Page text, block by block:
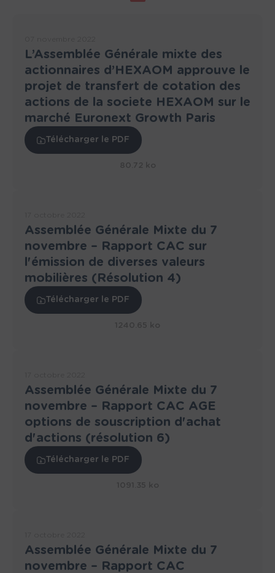
L’Assemblée Générale mixte des
actionnaires d’HEXAOM approuve le
projet de transfert de cotation des
actions de la societe HEXAOM sur le
marché Euronext Growth Paris
Télécharger le PDF
Assemblée Générale Mixte du 7
novembre – Rapport CAC sur
l'émission de diverses valeurs
mobilières (Résolution 4)
Télécharger le PDF
Assemblée Générale Mixte du 7
novembre – Rapport CAC AGE
options de souscription d'achat
d'actions (résolution 6)
Télécharger le PDF
Assemblée Générale Mixte du 7
novembre – Rapport CAC